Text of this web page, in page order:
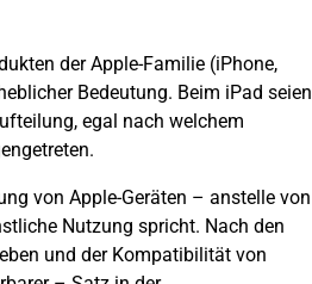
der Apple-Familie (iPhone,
Bedeutung. Beim iPad seien
egal nach welchem
von Apple-Geräten – anstelle von
Nutzung spricht. Nach den
und der Kompatibilität von